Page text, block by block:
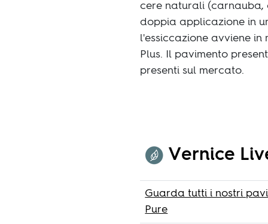
cere naturali
doppia applicazione in
l'essiccazione avviene
Plus. Il pavimento
presenti sul mercato.
Vernice
Guarda tutti i nostri
Pure